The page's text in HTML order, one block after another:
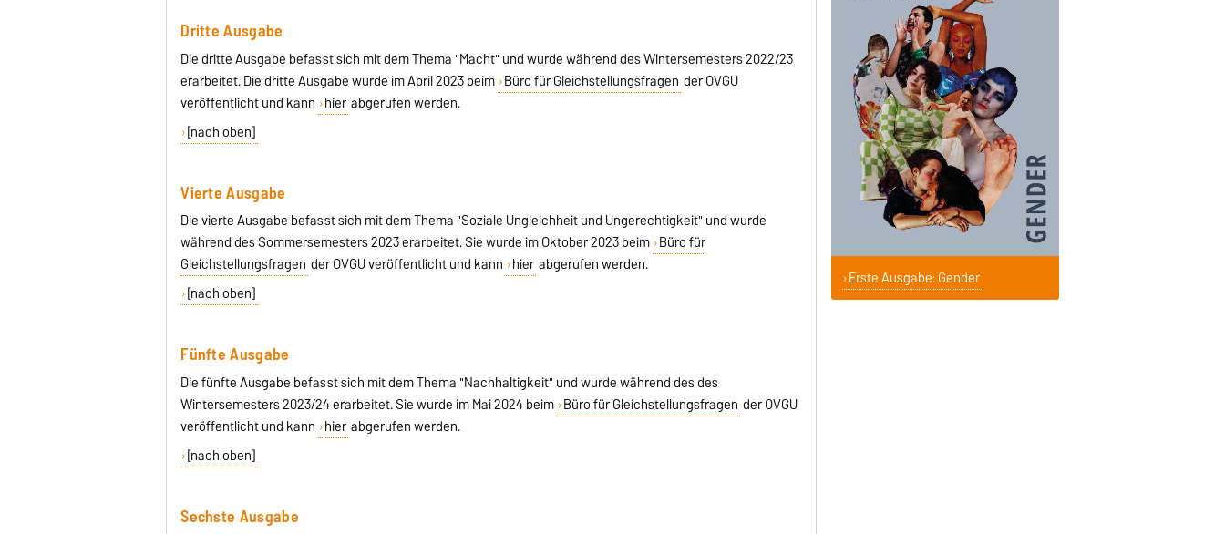
Dritte Ausgabe
Die dritte Ausgabe befasst sich mit dem Thema "Macht" und wurde während des Wintersemesters 2022/23
erarbeitet. Die dritte Ausgabe wurde im April 2023 beim Büro für Gleichstellungsfragen der OVGU
veröffentlicht und kann hier abgerufen werden.
[nach oben]
Vierte Ausgabe
Die vierte Ausgabe befasst sich mit dem Thema "Soziale Ungleichheit und Ungerechtigkeit" und wurde
während des Sommersemesters 2023 erarbeitet. Sie wurde im Oktober 2023 beim Büro für
Gleichstellungsfragen der OVGU veröffentlicht und kann hier abgerufen werden.
[nach oben]
Fünfte Ausgabe
Die fünfte Ausgabe befasst sich mit dem Thema "Nachhaltigkeit" und wurde während des des
Wintersemesters 2023/24 erarbeitet. Sie wurde im Mai 2024 beim Büro für Gleichstellungsfragen der OVGU
veröffentlicht und kann hier abgerufen werden.
[nach oben]
Sechste Ausgabe
Erste Ausgabe: Gender